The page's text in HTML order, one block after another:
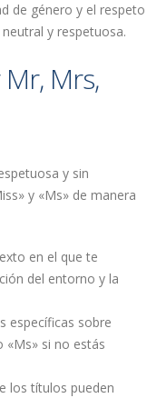
de género y el respeto
y respetuosa.
Mrs,
y sin
y «Ms» de manera
en el que te
del entorno y la
específicas sobre
si no estás
los títulos pueden